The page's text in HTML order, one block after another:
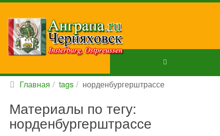
Главная tags норденбургерштрассе
Материалы по тегу:
норденбургерштрассе